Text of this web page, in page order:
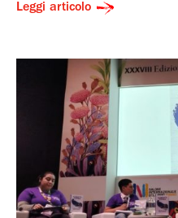
Leggi articolo